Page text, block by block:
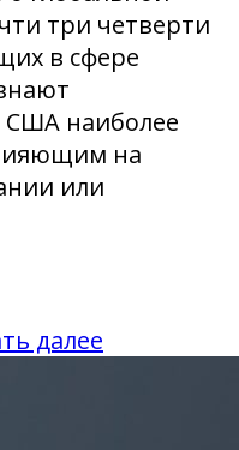
три четверти
в сфере
США наиболее
на
или
далее